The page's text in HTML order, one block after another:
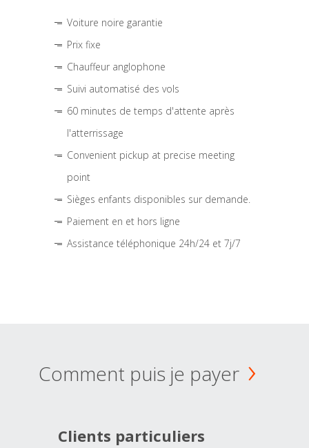
Voiture noire garantie
Prix fixe
Chauffeur anglophone
Suivi automatisé des vols
60 minutes de temps d'attente après
l'atterrissage
Convenient pickup at precise meeting
point
Sièges enfants disponibles sur demande.
Paiement en et hors ligne
Assistance téléphonique 24h/24 et 7j/7
Comment puis je payer
Clients particuliers